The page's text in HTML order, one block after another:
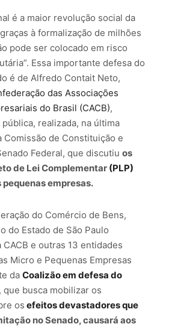
é a maior revolução social da
à formalização de milhões
pode ser colocado em risco
Essa importante defesa do
é de Alfredo Contait Neto,
das Associações
do Brasil (CACB),
realizada, na última
Comissão de Constituição e
Federal, que discutiu os
de Lei Complementar (PLP)
pequenas empresas.
do Comércio de Bens,
do Estado de São Paulo
CACB e outras 13 entidades
Micro e Pequenas Empresas
da Coalizão em defesa do
, que busca mobilizar os
os efeitos devastadores que
no Senado, causará aos